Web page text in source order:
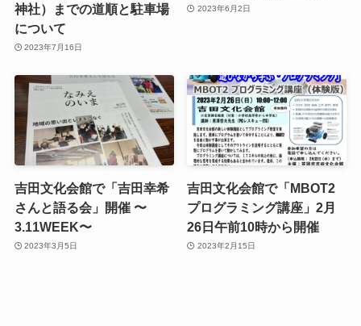
神社）までの道順と駐車場
について
2023年7月16日
2023年6月2日
吉田文化会館で「吉田幸希
さんと語る会」開催 〜
3.11WEEK〜
2023年3月5日
吉田文化会館で「MBOT2
プログラミング講座」2月
26日午前10時から開催
2023年2月15日